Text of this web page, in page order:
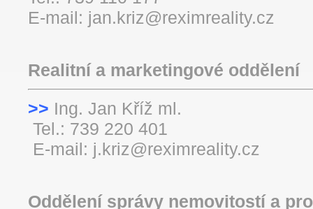
E-mail: jan.kriz@reximreality.cz
Realitní a marketingové oddělení
>> Ing. Jan Kříž
Tel.: 739 220 401
E-mail: j.kriz@reximreality.cz
Oddělení správy nemovitostí a